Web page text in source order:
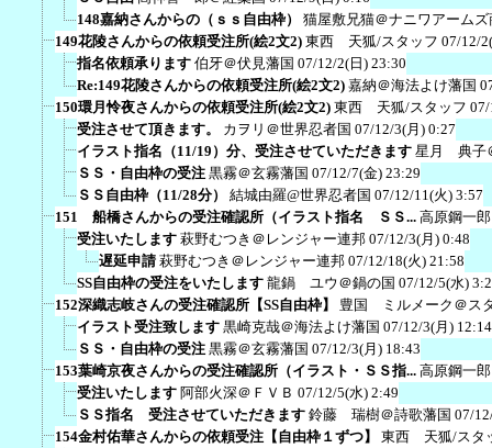
148嘉納さんからの（ｓｓ自由枠）
猫屋敷兄猫＠ナニワアームズ
149花陵さんからの依頼受注所(絵2文2) 東西 天狐/スタッフ 07/12/
指名依頼承ります 伯牙＠伏見藩国 07/12/2(日) 23:30
Re:149花陵さんからの依頼受注所(絵2文2) 嘉納＠海法よけ藩国
150環月怜夜さんからの依頼受注所(絵2文2) 東西 天狐/スタッフ
受注させて頂きます。
カヲリ＠世界忍者国 07/12/3(月) 0:27
イラスト指名（11/19）分、受注させていただきます 星月 典子
ＳＳ・自由枠の受注 黒霧＠玄霧藩国 07/12/7(金) 23:29
ＳＳ自由枠（11/28分）
結城由羅@世界忍者国 07/12/11(火) 3:57
151 船橋さんからの受注確認所（イラスト指名 ＳＳ... 高原鋼一
受注いたします 萩野むつき＠レンジャー連邦 07/12/3(月) 0:48
遅延申請 萩野むつき＠レンジャー連邦 07/12/18(火) 21:58
SS自由枠の受注をいたします 龍鍋 ユウ＠鍋の国 07/12/5(水)
152深織志岐さんの受注確認所【SS自由枠】
豊国 ミルメーク＠ス
イラスト受注致します 黒崎克哉＠海法よけ藩国 07/12/3(月) 12:14
ＳＳ・自由枠の受注 黒霧＠玄霧藩国 07/12/3(月) 18:43
153葉崎京夜さんからの受注確認所（イラスト・ＳＳ指... 高原鋼一
受注いたします 阿部火深＠ＦＶＢ 07/12/5(水) 2:49
ＳＳ指名 受注させていただきます 鈴藤 瑞樹＠詩歌藩国 07/
154金村佑華さんからの依頼受注【自由枠１ずつ】
東西 天狐/スタ